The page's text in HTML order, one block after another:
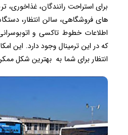
برای استراحت رانندگان، غذاخوری،
های فروشگاهی، سالن انتظار،
اطلاعات خطوط تاکسی و
که در این ترمینال وجود دارد. این
انتظار برای شما به بهترین شکل